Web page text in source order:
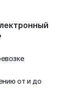
от и до